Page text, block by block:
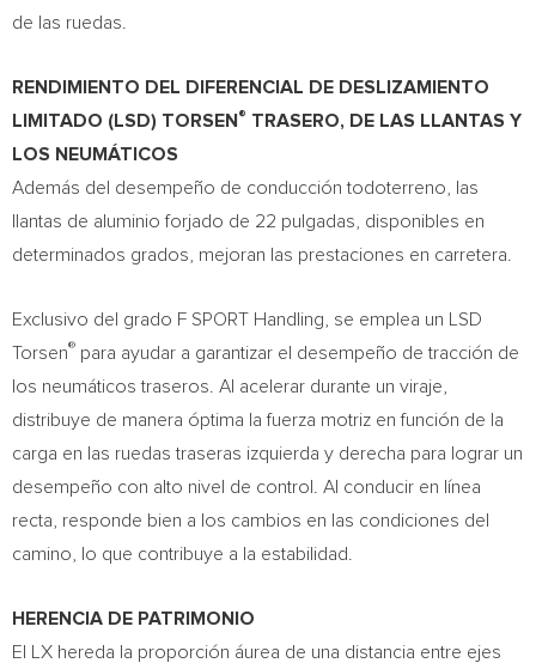
de las ruedas.
RENDIMIENTO DEL DIFERENCIAL DE DESLIZAMIENTO
LIMITADO (LSD) TORSEN ® TRASERO, DE LAS LLANTAS Y
LOS NEUMÁTICOS
Además del desempeño de conducción todoterreno, las
llantas de aluminio forjado de 22 pulgadas, disponibles en
determinados grados, mejoran las prestaciones en carretera.
Exclusivo del grado F SPORT Handling, se emplea un LSD
Torsen® para ayudar a garantizar el desempeño de tracción de
los neumáticos traseros. Al acelerar durante un viraje,
distribuye de manera óptima la fuerza motriz en función de la
carga en las ruedas traseras izquierda y derecha para lograr un
desempeño con alto nivel de control. Al conducir en línea
recta, responde bien a los cambios en las condiciones del
camino, lo que contribuye a la estabilidad.
HERENCIA DE PATRIMONIO
El LX hereda la proporción áurea de una distancia entre ejes